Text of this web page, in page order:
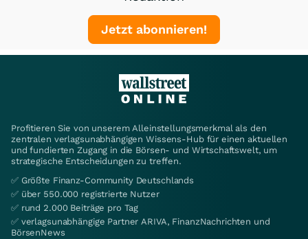
Jetzt abonnieren!
Profitieren Sie von unserem Alleinstellungsmerkmal als den
zentralen verlagsunabhängigen Wissens-Hub für einen aktuellen
und fundierten Zugang in die Börsen- und Wirtschaftswelt, um
strategische Entscheidungen zu treffen.
✅ Größte Finanz-Community Deutschlands
✅ über 550.000 registrierte Nutzer
✅ rund 2.000 Beiträge pro Tag
✅ verlagsunabhängige Partner ARIVA, FinanzNachrichten und
BörsenNews